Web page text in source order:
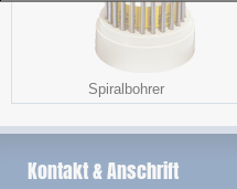
Spiralbohrer
Kontakt & Anschrift